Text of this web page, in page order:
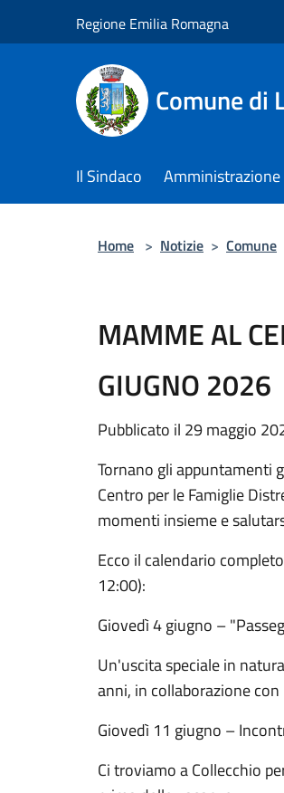
Regione Emilia Romagna
Comune di
Il Sindaco Amministrazione
Home > Notizie > Comune
MAMME AL
GIUGNO 2026
Pubblicato il 29 maggio
Tornano gli appuntamenti
Centro per le Famiglie
momenti insieme e
Ecco il calendario
12:00):
Giovedì 4 giugno –
Un'uscita speciale in
anni, in collaborazione
Giovedì 11 giugno –
Ci troviamo a Collecchio